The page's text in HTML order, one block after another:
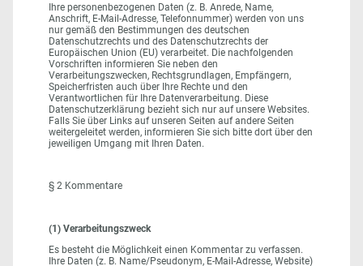
Ihre personenbezogenen Daten (z. B. Anrede, Name,
Anschrift, E-Mail-Adresse, Telefonnummer) werden von uns
nur gemäß den Bestimmungen des deutschen
Datenschutzrechts und des Datenschutzrechts der
Europäischen Union (EU) verarbeitet. Die nachfolgenden
Vorschriften informieren Sie neben den
Verarbeitungszwecken, Rechtsgrundlagen, Empfängern,
Speicherfristen auch über Ihre Rechte und den
Verantwortlichen für Ihre Datenverarbeitung. Diese
Datenschutzerklärung bezieht sich nur auf unsere Websites.
Falls Sie über Links auf unseren Seiten auf andere Seiten
weitergeleitet werden, informieren Sie sich bitte dort über den
jeweiligen Umgang mit Ihren Daten.
§ 2 Kommentare
(1) Verarbeitungszweck
Es besteht die Möglichkeit einen Kommentar zu verfassen.
Ihre Daten (z. B. Name/Pseudonym, E-Mail-Adresse, Website)